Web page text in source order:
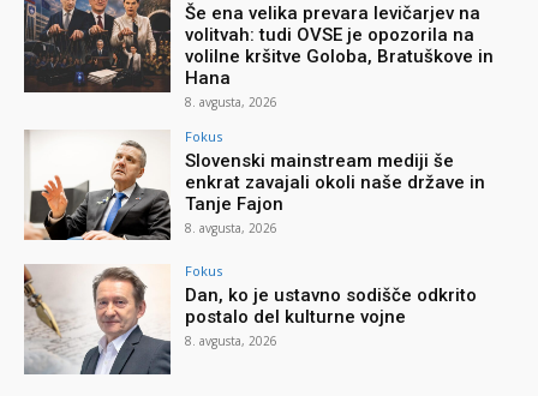
Še ena velika prevara levičarjev na
volitvah: tudi OVSE je opozorila na
volilne kršitve Goloba, Bratuškove in
Hana
8. avgusta, 2026
Fokus
Slovenski mainstream mediji še
enkrat zavajali okoli naše države in
Tanje Fajon
8. avgusta, 2026
Fokus
Dan, ko je ustavno sodišče odkrito
postalo del kulturne vojne
8. avgusta, 2026